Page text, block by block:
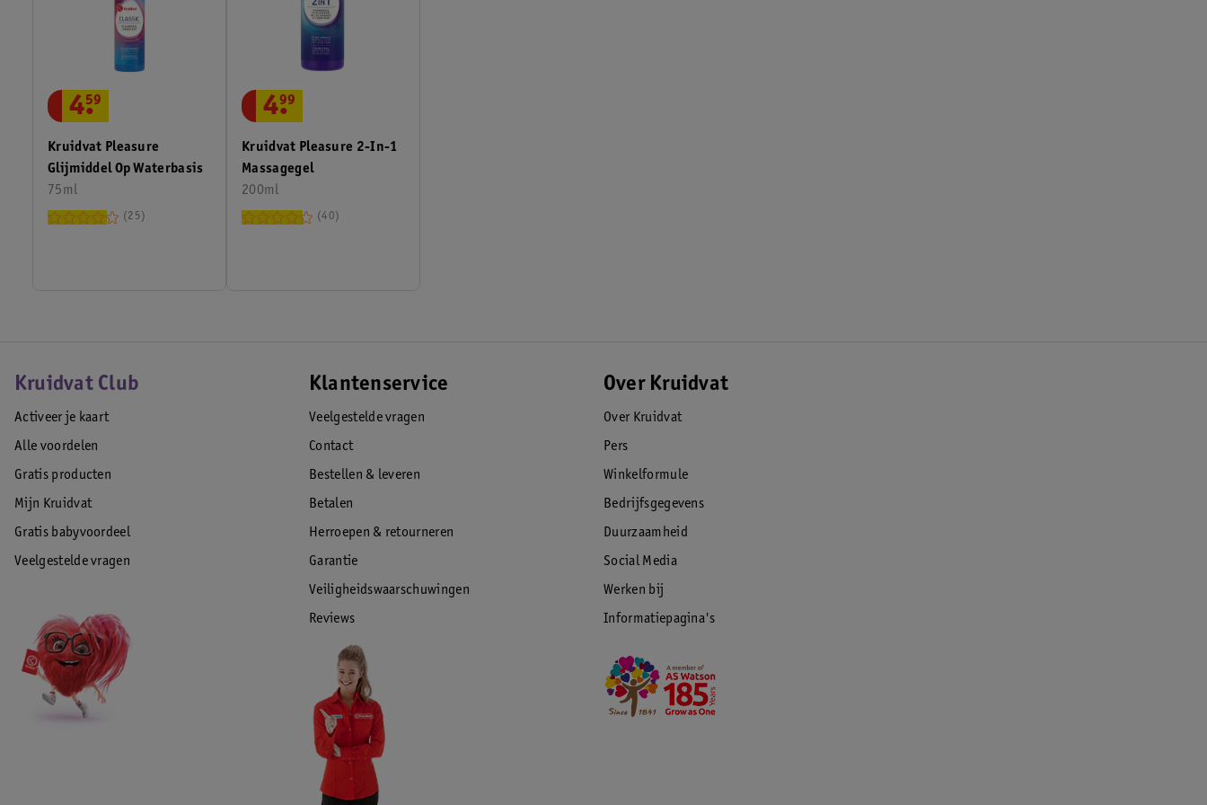
Kruidvat Pleasure
Glijmiddel Op Waterbasis
75ml
4.
59
25
Kruidvat Pleasure 2-In-1
Massagegel
200ml
4.
99
40
Kruidvat Club
Activeer je kaart
Alle voordelen
Gratis producten
Mijn Kruidvat
Gratis babyvoordeel
Veelgestelde vragen
Klantenservice
Veelgestelde vragen
Contact
Bestellen & leveren
Betalen
Herroepen & retourneren
Garantie
Veiligheidswaarschuwingen
Reviews
Over Kruidvat
Over Kruidvat
Pers
Winkelformule
Bedrijfsgegevens
Duurzaamheid
Social Media
Werken bij
Informatiepagina's